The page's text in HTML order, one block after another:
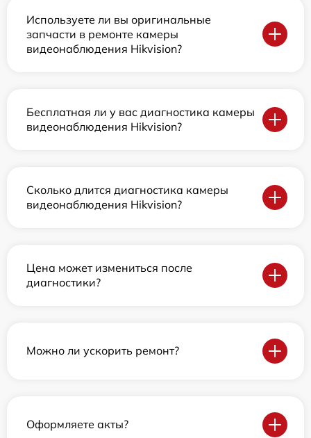
Используете ли вы оригинальные
запчасти в ремонте камеры
видеонаблюдения Hikvision?
Бесплатная ли у вас диагностика камеры
видеонаблюдения Hikvision?
Сколько длится диагностика камеры
видеонаблюдения Hikvision?
Цена может измениться после
диагностики?
Можно ли ускорить ремонт?
Оформляете акты?